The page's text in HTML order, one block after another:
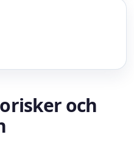
och